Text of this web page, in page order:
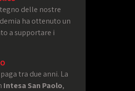
delle nostre
ha ottenuto un
a supportare i
tra due anni. La
Intesa San Paolo,